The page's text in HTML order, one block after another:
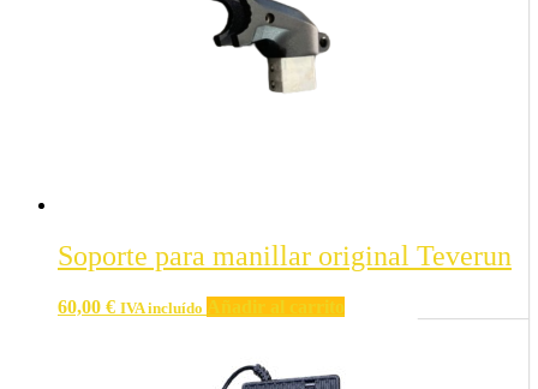
Soporte para manillar original Teverun
60,00 € IVA incluído